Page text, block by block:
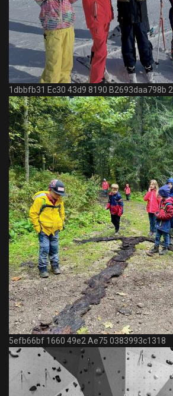
1dbbfb31 Ec30 43d9 8190 B2693daa798b 2
5efb66bf 1660 49e2 Ae75 0383993c1318